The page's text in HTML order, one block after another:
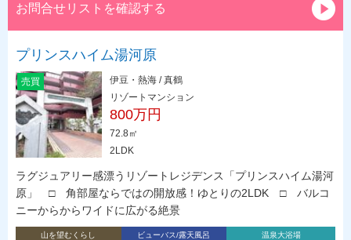
お問合せリストを確認する
プリンスハイム湯河原
売買
伊豆・熱海 / 真鶴
リゾートマンション
800万円
72.8㎡
2LDK
ラグジュアリー感漂うリゾートレジデンス「プリンスハイム湯河
原」 □ 角部屋ならではの開放感！ゆとりの2LDK □ バルコ
ニーからからワイドに広がる絶景
山を望むくらし ビューバス/露天風呂 温泉大浴場